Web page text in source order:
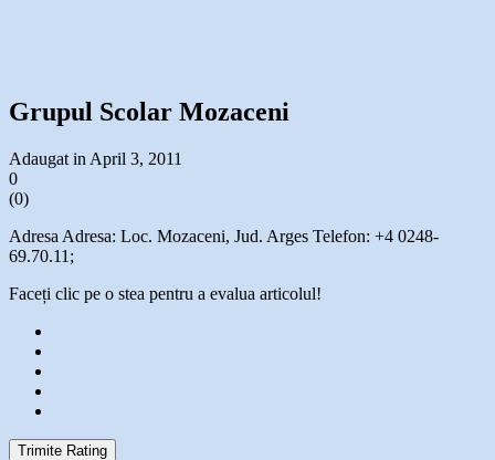
Grupul Scolar Mozaceni
Adaugat in April 3, 2011
0
(0)
Adresa Adresa: Loc. Mozaceni, Jud. Arges Telefon: +4 0248-
69.70.11;
Faceți clic pe o stea pentru a evalua articolul!
Trimite Rating